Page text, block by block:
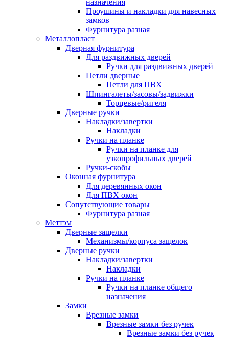
назначения
Проушины и накладки для навесных
замков
Фурнитура разная
Металлопласт
Дверная фурнитура
Для раздвижных дверей
Ручки для раздвижных дверей
Петли дверные
Петли для ПВХ
Шпингалеты/засовы/задвижки
Торцевые/ригеля
Дверные ручки
Накладки/завертки
Накладки
Ручки на планке
Ручки на планке для
узкопрофильных дверей
Ручки-скобы
Оконная фурнитура
Для деревянных окон
Для ПВХ окон
Сопутствующие товары
Фурнитура разная
Меттэм
Дверные защелки
Механизмы/корпуса защелок
Дверные ручки
Накладки/завертки
Накладки
Ручки на планке
Ручки на планке общего
назначения
Замки
Врезные замки
Врезные замки без ручек
Врезные замки без ручек